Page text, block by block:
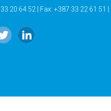
20 64 52 | Fax: +387 33 22 61 51 |